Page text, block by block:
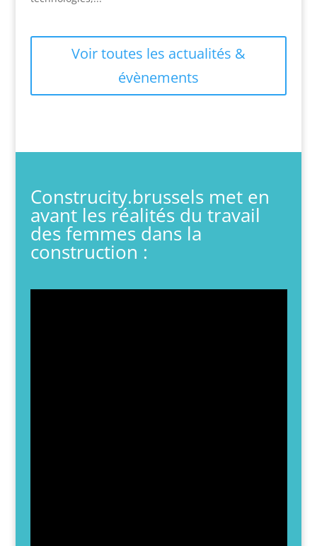
Voir toutes les actualités &
évènements
Construcity.brussels met en
avant les réalités du travail
des femmes dans la
construction :